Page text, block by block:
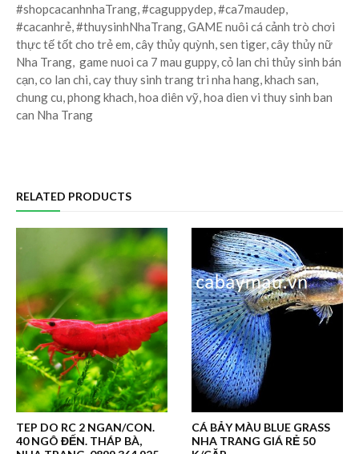
#shopcacanhnhaTrang, #caguppydep, #ca7maudep,
#cacanhrẻ, #thuysinhNhaTrang, GAME nuôi cá cảnh trò chơi
thực tế tốt cho trẻ em, cây thủy quỳnh, sen tiger, cây thủy nữ
Nha Trang, game nuoi ca 7 mau guppy, cỏ lan chi thủy sinh bán
cạn, co lan chi, cay thuy sinh trang tri nha hang, khach san,
chung cu, phong khach, hoa diên vỹ, hoa dien vi thuy sinh ban
can Nha Trang
RELATED PRODUCTS
TEP DO RC 2 NGAN/CON.
40 NGÔ ĐẾN. THÁP BÀ,
CÁ BẢY MÀU BLUE GRASS
NHA TRANG GIÁ RẺ 50